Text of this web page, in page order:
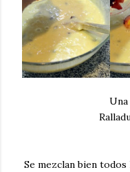
Una
Se mezclan bien